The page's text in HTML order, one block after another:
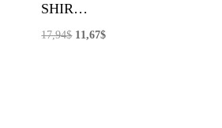
SHIR…
17,94$ El
11,67$El